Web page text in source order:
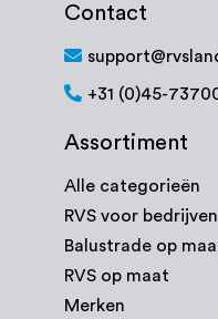
Contact
+31 (0)45-
Assortiment
Alle categorieën
RVS voor bedrijven
Balustrade op
RVS op maat
Merken